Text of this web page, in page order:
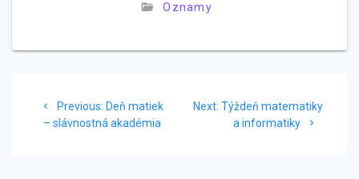
Oznamy
Previous: Previous
post:
Deň matiek
– slávnostná akadémia
Next: Next
post:
Týždeň matematiky
a informatiky